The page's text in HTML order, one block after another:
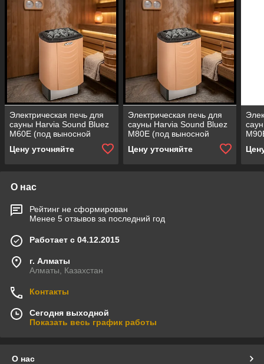
Электрическая печь для
сауны Harvia Sound Bluez
M60E (под выносной
мощность = 6 кВт)
Цену уточняйте
Электрическая печь для
сауны Harvia Sound Bluez
M80E (под выносной
мощность = 8 кВт)
Цену уточняйте
О нас
Рейтинг не сформирован
Менее 5 отзывов за последний год
Работает с 04.12.2015
г. Алматы
Алматы, Казахстан
Контакты
Сегодня выходной
Показать весь график работы
О нас